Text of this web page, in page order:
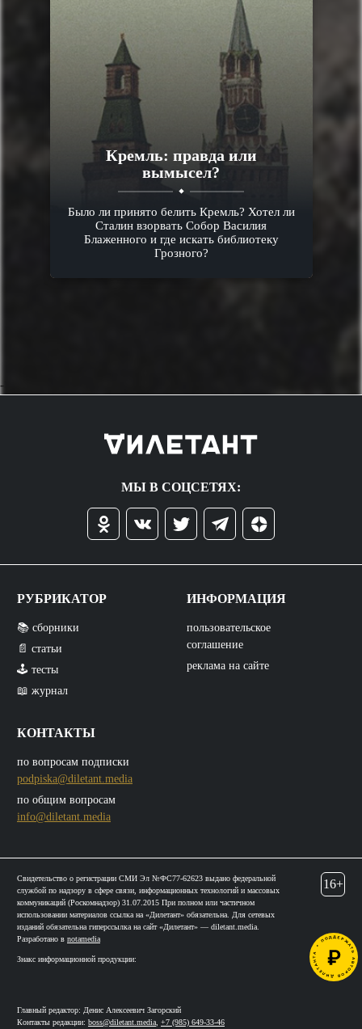
Кремль: правда или
вымысел?
Было ли принято белить Кремль? Хотел ли
Сталин взорвать Собор Василия
Блаженного и где искать библиотеку
Грозного?
->
МЫ В СОЦСЕТЯХ:
РУБРИКАТОР
📚 сборники
📄 статьи
🕹️ тесты
📖 журнал
КОНТАКТЫ
по вопросам подписки
podpiska@diletant.media
по общим вопросам
info@diletant.media
ИНФОРМАЦИЯ
пользовательское
соглашение
реклама на сайте
Свидетельство о регистрации СМИ Эл №ФС77-62623 выдано федеральной
службой по надзору в сфере связи, информационных технологий и массовых
коммуникаций (Роскомнадзор) 31.07.2015 При полном или частичном
использовании материалов ссылка на «Дилетант» обязательна. Для сетевых
изданий обязательна гиперссылка на сайт «Дилетант» — diletant.media.
Разработано в notamedia
Знакс информационной продукции:
Главный редактор: Денис Алексеевич Загорский
Контакты редакции: boss@diletant.media +7 (985) 649-33-46
16+